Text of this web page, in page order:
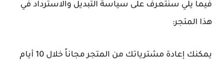
فيما يلي سنتعرف على سياسة التبديل والاسترداد في
هذا المتجر:
يمكنك إعادة مشترياتك من المتجر مجاناً خلال 10 أيام